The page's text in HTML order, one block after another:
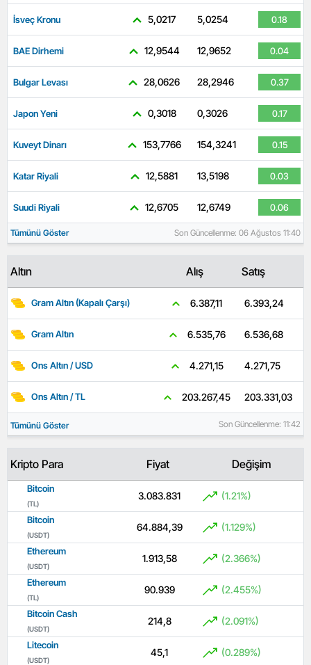
İsveç Kronu 5,0217 5,0254 0.18
BAE Dirhemi 12,9544 12,9652 0.04
Bulgar Levası 28,0626 28,2946 0.37
Japon Yeni 0,3018 0,3026 0.17
Kuveyt Dinarı 153,7766 154,3241 0.15
Katar Riyali 12,5881 13,5198 0.03
Suudi Riyali 12,6705 12,6749 0.06
Tümünü Göster Son Güncellenme: 06 Ağustos 11:40
Altın Alış Satış
Gram Altın (Kapalı Çarşı) 6.387,11 6.393,24
Gram Altın 6.535,76 6.536,68
Ons Altın / USD 4.271,15 4.271,75
Ons Altın / TL 203.267,45 203.331,03
Tümünü Göster Son Güncellenme: 11:42
Kripto Para Fiyat Değişim
Bitcoin
(TL)
3.083.831 (1.21%)
Bitcoin
(USDT)
64.884,39 (1.129%)
Ethereum
(USDT)
1.913,58 (2.366%)
Ethereum
(TL)
90.939 (2.455%)
Bitcoin Cash
(USDT)
214,8 (2.091%)
Litecoin
(USDT)
45,1 (0.289%)